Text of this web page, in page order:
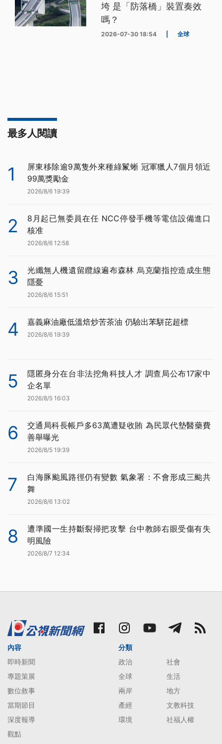
垮 是「防落橋」裝置奏效
嗎？
2026-07-30 18:54 全球
最多人閱讀
1
屏東移除逾9萬隻外來種綠鬣蜥 冠軍獵人7個月領近
99萬獎勵金
2026/8/6 19:39
2
8月起已無委員在任 NCC停發手機等電信設備進口
核准
2026/8/6 12:58
3
光纖無人機遺留纜線遍布森林 烏克蘭指控造成生態
隱憂
2026/8/6 15:51
4 嘉義麻油廠低溫焙炒苦茶油 仍驗出苯駢芘超標
2026/8/6 19:39
5
隱匿身分在台非法挖角科技人才 調查局公布17家中
企名單
2026/8/5 16:03
6
交通局科長帳戶多63萬遭疑收賄 為民眾代墊醫藥費
善舉曝光
2026/8/5 19:39
7
白海豚颱風路徑仍有變數 氣象署：不會形成三颱共
舞
2026/8/6 13:02
8
遭準國一生持斷裂掃把攻擊 台中教師右眼受傷有失
明風險
2026/8/7 12:34
內容
即時新聞
專題策展
數位敘事
當期節目
深度報導
觀點
分類
政治
社會
全球
生活
兩岸
地方
產經
文教科技
環境
社福人權